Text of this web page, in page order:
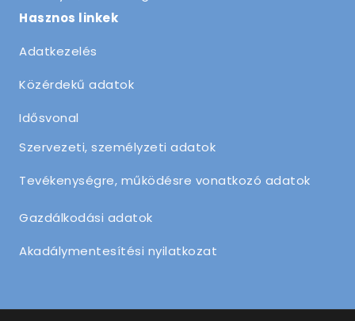
Hasznos linkek
Adatkezelés
Közérdekű adatok
Idősvonal
Szervezeti, személyzeti adatok
Tevékenységre, működésre vonatkozó adatok
Gazdálkodási adatok
Akadálymentesítési nyilatkozat